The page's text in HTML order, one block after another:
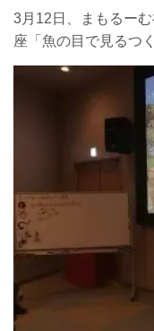
3月12日、まもるー
座「魚の目で見るつ